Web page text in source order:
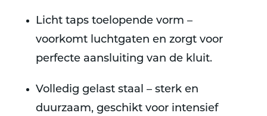
Licht taps toelopende vorm –
voorkomt luchtgaten en zorgt voor
perfecte aansluiting van de kluit.
Volledig gelast staal – sterk en
duurzaam, geschikt voor intensief